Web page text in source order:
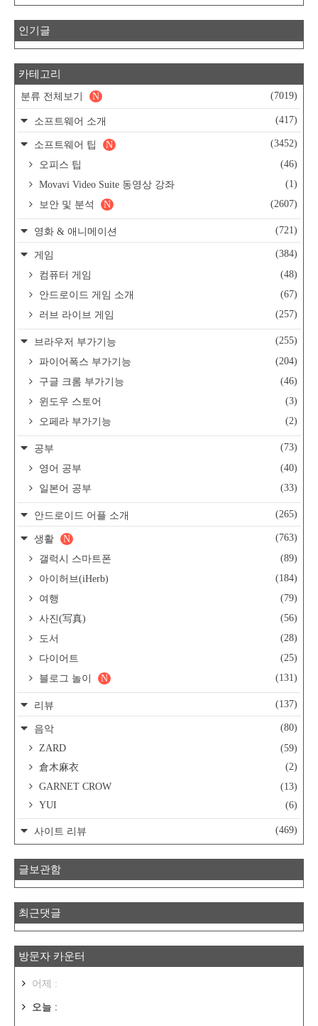
인기글
카테고리
분류 전체보기 (7019)
N
소프트웨어 소개 (417)
소프트웨어 팁 (3452)
N
오피스 팁
(46)
Movavi Video Suite 동영상 강좌
(1)
보안 및 분석
(2607)
N
영화 & 애니메이션 (721)
게임
(384)
컴퓨터 게임
(48)
안드로이드 게임 소개
(67)
러브 라이브 게임
(257)
브라우저 부가기능
(255)
파이어폭스 부가기능
(204)
구글 크롬 부가기능
(46)
윈도우 스토어
(3)
오페라 부가기능
(2)
공부
(73)
영어 공부
(40)
일본어 공부
(33)
안드로이드 어플 소개 (265)
생활 (763)
N
갤럭시 스마트폰
(89)
아이허브(iHerb)
(184)
여행
(79)
사진(写真)
(56)
도서
(28)
다이어트
(25)
블로그 놀이
(131)
N
리뷰 (137)
음악
(80)
ZARD
(59)
倉木麻衣
(2)
GARNET CROW
(13)
YUI
(6)
사이트 리뷰 (469)
글보관함
최근댓글
방문자 카운터
어제 :
오늘 :